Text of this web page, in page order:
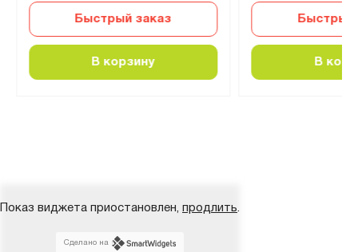
Быстрый заказ
В корзину
Быстрый
В
Показ виджета приостановлен, продлить.
Сделано на